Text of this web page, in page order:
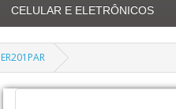
CELULAR E ELETRÔNICOS